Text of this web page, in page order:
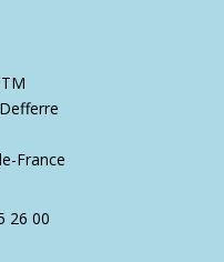
France
26 00